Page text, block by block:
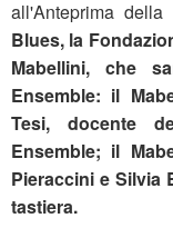
all'Anteprima
Blues, la
Mabellini, che
Ensemble: il
Tesi, docente
Ensemble; il
Pieraccini e Silvia
tastiera.